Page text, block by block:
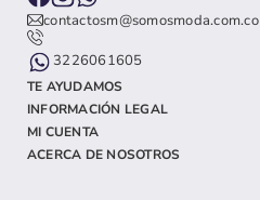
contactosm@somosmoda.com.co
3226061605
TE AYUDAMOS
INFORMACIÓN LEGAL
MI CUENTA
ACERCA DE NOSOTROS